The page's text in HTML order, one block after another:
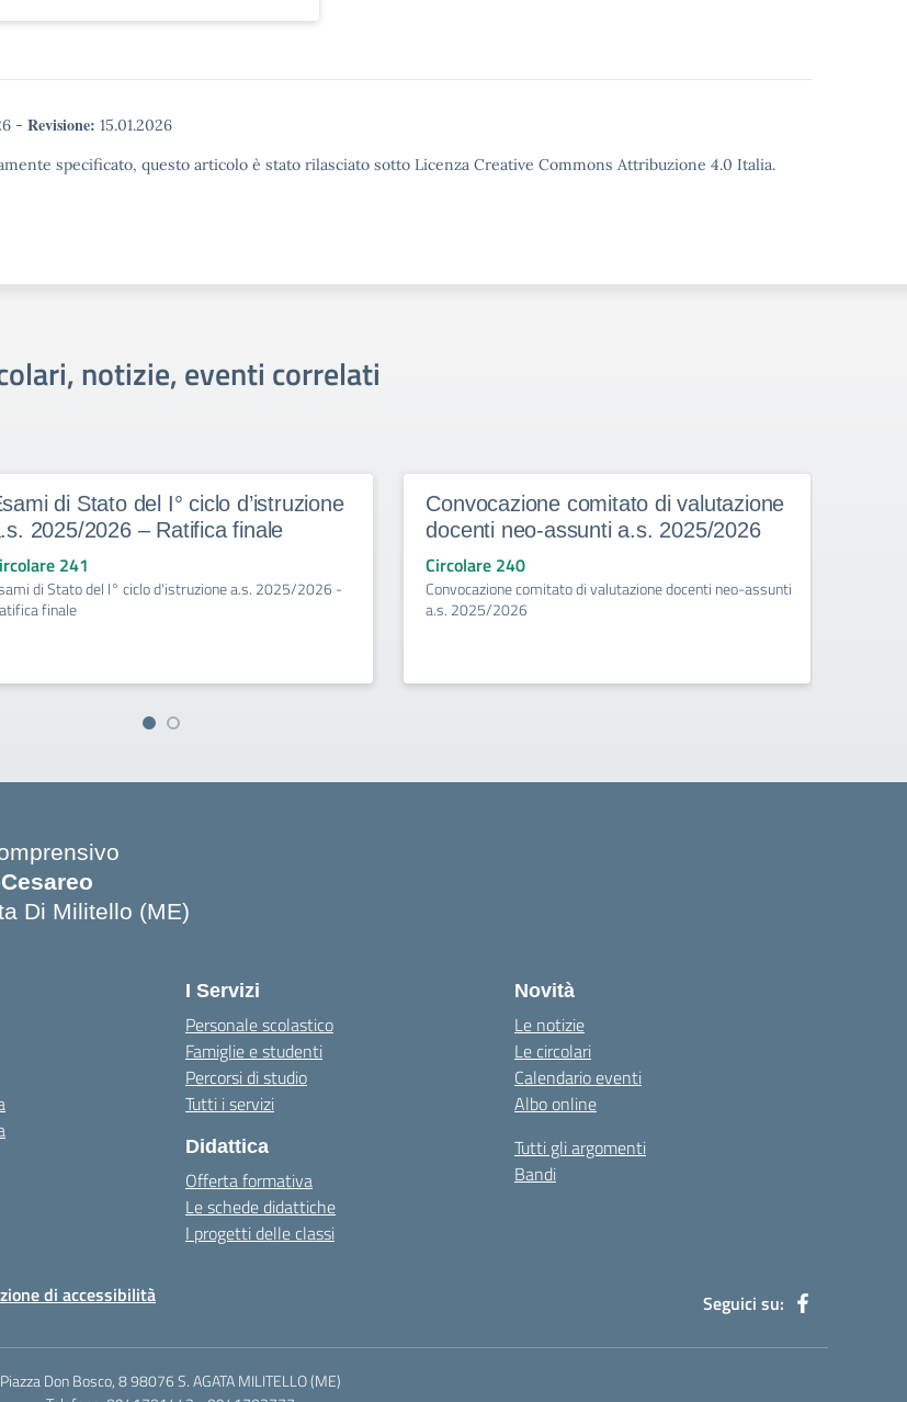
- Revisione: 15.01.2026
specificato, questo articolo è stato rilasciato sotto Licenza Creative Commons Attribuzione 4.0 Italia.
notizie, eventi correlati
di Stato del I° ciclo d’istruzione
2025/2026 – Ratifica finale
241
di Stato del I° ciclo d'istruzione a.s. 2025/2026 -
finale
Convocazione comitato di valutazione
docenti neo-assunti a.s. 2025/2026
Circolare 240
Convocazione comitato di valutazione docenti neo-assunti
a.s. 2025/2026
Di Militello (ME)
I Servizi
Personale scolastico
Famiglie e studenti
Percorsi di studio
Tutti i servizi
Didattica
Offerta formativa
Le schede didattiche
I progetti delle classi
Novità
Le notizie
Le circolari
Calendario eventi
Albo online
Tutti gli argomenti
Bandi
di accessibilità Seguici su:
Piazza Don Bosco, 8 98076 S. AGATA MILITELLO (ME)